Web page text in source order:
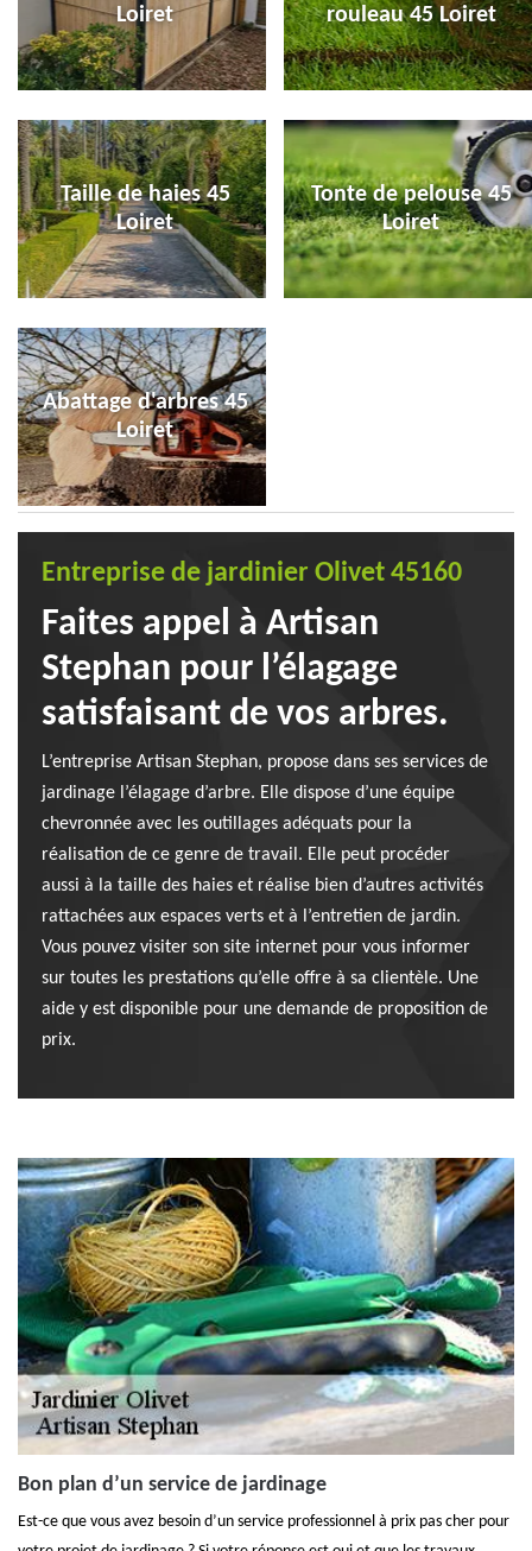
Loiret
rouleau 45 Loiret
Taille de haies 45
Loiret
Tonte de pelouse 45
Loiret
Abattage d'arbres 45
Loiret
Entreprise de jardinier Olivet 45160
Faites appel à Artisan
Stephan pour l’élagage
satisfaisant de vos arbres.
L’entreprise Artisan Stephan, propose dans ses services de
jardinage l’élagage d’arbre. Elle dispose d’une équipe
chevronnée avec les outillages adéquats pour la
réalisation de ce genre de travail. Elle peut procéder
aussi à la taille des haies et réalise bien d’autres activités
rattachées aux espaces verts et à l’entretien de jardin.
Vous pouvez visiter son site internet pour vous informer
sur toutes les prestations qu’elle offre à sa clientèle. Une
aide y est disponible pour une demande de proposition de
prix.
Bon plan d’un service de jardinage
Est-ce que vous avez besoin d’un service professionnel à prix pas cher pour